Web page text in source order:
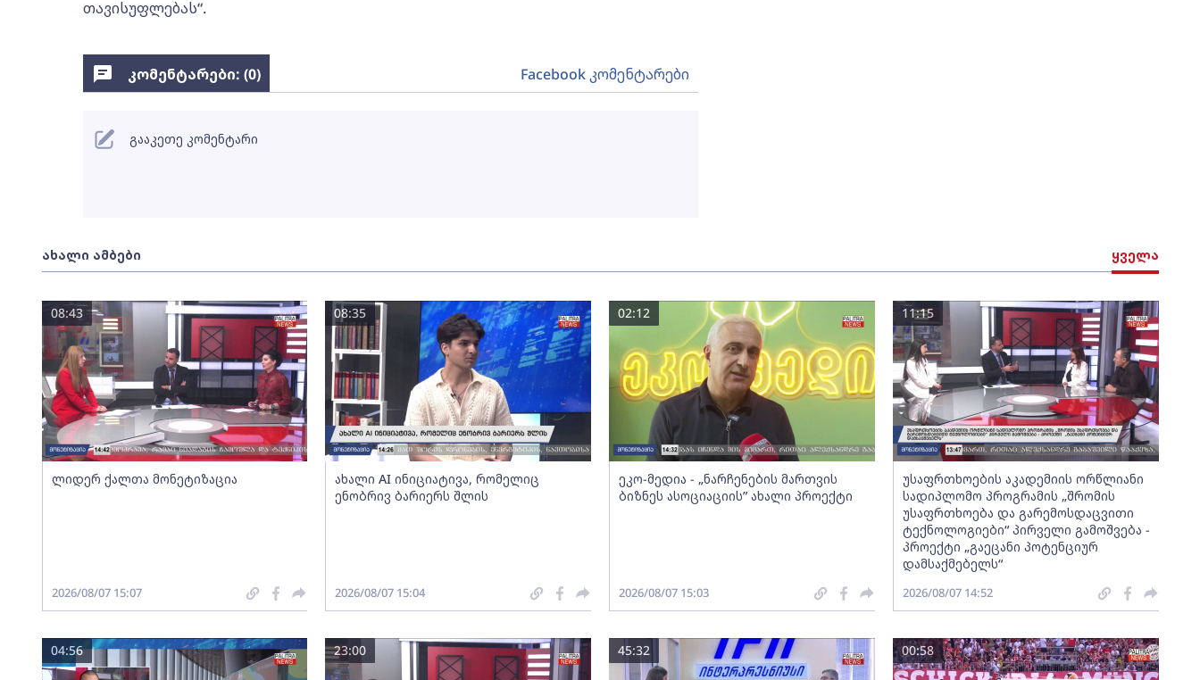
თავისუფლებას“.
ახალი ამბები ყველა
ლიდერ ქალთა მონეტიზაცია
08:43
2026/08/07 15:07
ახალი AI ინიციატივა, რომელიც
ენობრივ ბარიერს შლის
08:35
2026/08/07 15:04
ეკო-მედია - „ნარჩენების მართვის
ბიზნეს ასოციაციის” ახალი პროექტი
02:12
2026/08/07 15:03
უსაფრთხოების აკადემიის ორწლიანი
სადიპლომო პროგრამის „შრომის
უსაფრთხოება და გარემოსდაცვითი
ტექნოლოგიები“ პირველი გამოშვება -
პროექტი „გაეცანი პოტენციურ
დამსაქმებელს“
11:15
2026/08/07 14:52
04:56 23:00 45:32 00:58
კომენტარები: (0) Facebook კომენტარები
გააკეთე კომენტარი